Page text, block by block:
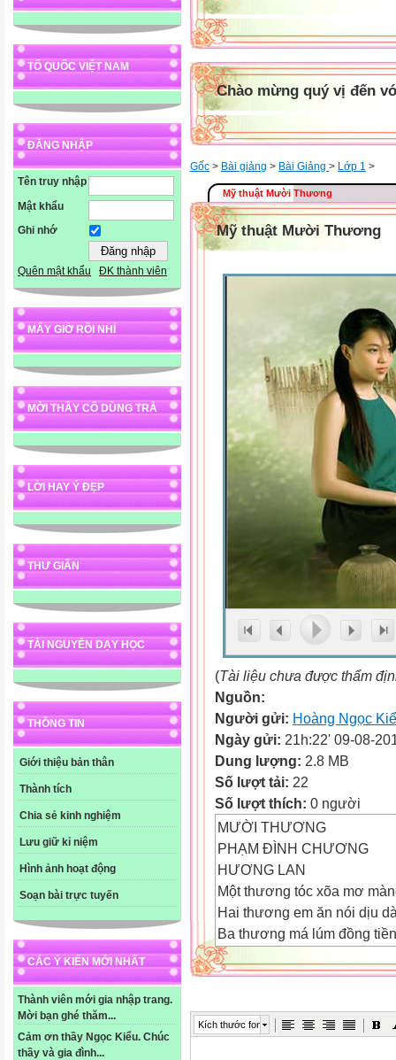
TỔ QUỐC VIỆT NAM
ĐĂNG NHẬP
Tên truy nhập
Mật khẩu
Ghi nhớ
Quên mật khẩu ĐK thành viên
MẤY GIỜ RỒI NHỈ
MỜI THẦY CÔ DÙNG TRÀ
LỜI HAY Ý ĐẸP
THƯ GIÃN
TÀI NGUYÊN DẠY HỌC
THÔNG TIN
Giới thiệu bản thân
Thành tích
Chia sẻ kinh nghiệm
Lưu giữ kỉ niệm
Hình ảnh hoạt động
Soạn bài trực tuyến
CÁC Ý KIẾN MỚI NHẤT
Thành viên mới gia nhập trang.
Mời bạn ghé thăm...
Cảm ơn thầy Ngọc Kiểu. Chúc
thầy và gia đình...
Chào mừng quý vị đến
Gốc > Bài giảng > Bài Giảng > Lớp 1 >
Mỹ thuật Mười Thương
Mỹ thuật Mười Thương
(Tài liệu chưa được thẩm
Nguồn:
Người gửi: Hoàng Ngọc
Ngày gửi: 21h:22' 09-08-
Dung lượng: 2.8 MB
Số lượt tải: 22
Số lượt thích: 0 người
MƯỜI THƯƠNG
PHẠM ĐÌNH CHƯƠNG
HƯƠNG LAN
Một thương tóc xõa mơ
Hai thương em ăn nói dịu
Ba thương má lúm đồng tiền
Bốn thương, thương đôi
Năm thương năm thương
Dù anh đi chinh chiến bao
tháng xa mờ quê hương
Kích thước font